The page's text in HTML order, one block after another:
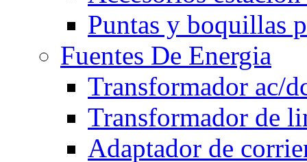
Puntas y boquillas
Fuentes De Energia
Transformador ac/
Transformador de
Adaptador de